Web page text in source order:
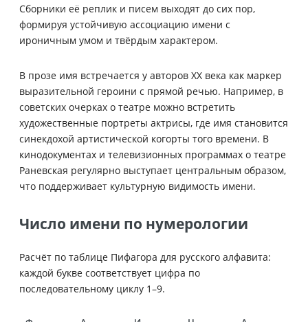
Сборники её реплик и писем выходят до сих пор,
формируя устойчивую ассоциацию имени с
ироничным умом и твёрдым характером.
В прозе имя встречается у авторов XX века как маркер
выразительной героини с прямой речью. Например, в
советских очерках о театре можно встретить
художественные портреты актрисы, где имя становится
синекдохой артистической когорты того времени. В
кинодокументах и телевизионных программах о театре
Раневская регулярно выступает центральным образом,
что поддерживает культурную видимость имени.
Число имени по нумерологии
Расчёт по таблице Пифагора для русского алфавита:
каждой букве соответствует цифра по
последовательному циклу 1–9.